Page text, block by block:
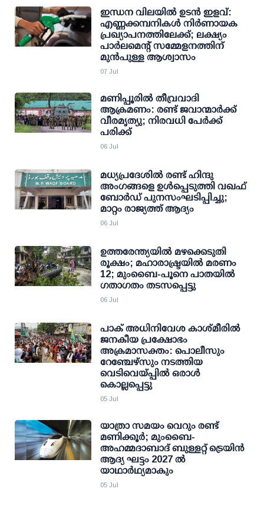
ഇന്ധന വിലയില്‍ ഉടന്‍ ഇളവ്:
എണ്ണക്കമ്പനികള്‍ നിര്‍ണായക
പ്രഖ്യാപനത്തിലേക്ക്; ലക്ഷ്യം
പാര്‍ലമെന്റ് സമ്മേളനത്തിന്
മുന്‍പുള്ള ആശ്വാസം
07 Jul
മണിപ്പൂരിൽ തീവ്രവാദി
ആക്രമണം: രണ്ട് ജവാന്മാർക്ക്
വീരമൃത്യു; നിരവധി പേർക്ക്
പരിക്ക്
06 Jul
മധ്യപ്രദേശില്‍ രണ്ട് ഹിന്ദു
അംഗങ്ങളെ ഉള്‍പ്പെടുത്തി വഖഫ്
ബോര്‍ഡ് പുനസംഘടിപ്പിച്ചു;
മാറ്റം രാജ്യത്ത് ആദ്യം
06 Jul
ഉത്തരേന്ത്യയിൽ മഴക്കെടുതി
രൂക്ഷം; മഹാരാഷ്ട്രയിൽ മരണം
12; മുംബൈ-പൂനെ പാതയിൽ
ഗതാഗതം തടസപ്പെട്ടു
06 Jul
പാക് അധിനിവേശ കാശ്മീരില്‍
ജനകീയ പ്രക്ഷോഭം
അക്രമാസക്തം: പൊലീസും
റേഞ്ചേഴ്‌സും നടത്തിയ
വെടിവെയ്പ്പില്‍ ഒരാള്‍
കൊല്ലപ്പെട്ടു
05 Jul
യാത്രാ സമയം വെറും രണ്ട്
മണിക്കൂര്‍; മുംബൈ-
അഹമ്മദാബാദ് ബുള്ളറ്റ് ട്രെയിന്‍
ആദ്യ ഘട്ടം 2027 ല്‍
യാഥാര്‍ഥ്യമാകും
05 Jul